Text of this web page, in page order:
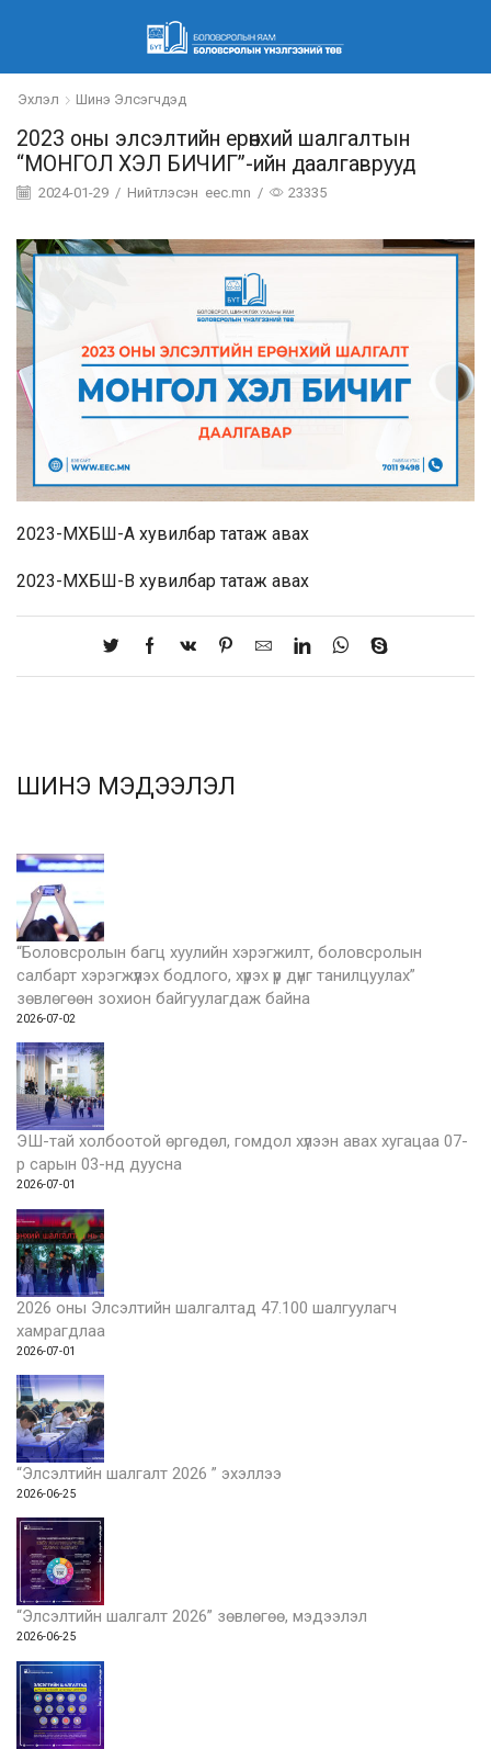
Эхлэл Шинэ Элсэгчдэд
2023 оны элсэлтийн ерөнхий шалгалтын
“МОНГОЛ ХЭЛ БИЧИГ”-ийн даалгаврууд
2024-01-29 / Нийтлэсэн eec.mn / 23335
2023-МХБШ-А хувилбар татаж авах
2023-МХБШ-В хувилбар татаж авах
ШИНЭ МЭДЭЭЛЭЛ
“Боловсролын багц хуулийн хэрэгжилт, боловсролын
салбарт хэрэгжүүлэх бодлого, хүрэх үр дүнг танилцуулах”
зөвлөгөөн зохион байгуулагдаж байна
2026-07-02
ЭШ-тай холбоотой өргөдөл, гомдол хүлээн авах хугацаа 07-
р сарын 03-нд дуусна
2026-07-01
2026 оны Элсэлтийн шалгалтад 47.100 шалгуулагч
хамрагдлаа
2026-07-01
“Элсэлтийн шалгалт 2026 ” эхэллээ
2026-06-25
“Элсэлтийн шалгалт 2026” зөвлөгөө, мэдээлэл
2026-06-25